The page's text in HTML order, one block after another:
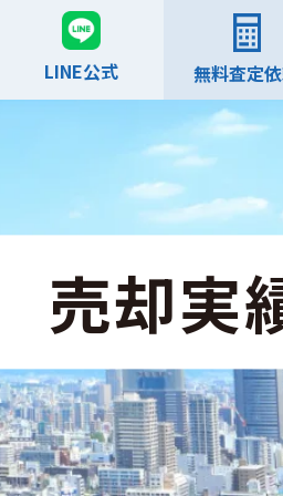
LINE公式 無料査定
売却実